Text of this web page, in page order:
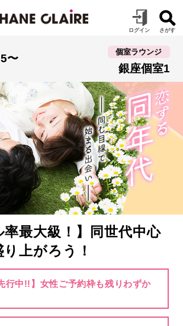
〜
個室ラウンジ
銀座個室1
率最大級！】同世代中心
上がろう！
行中!!】女性ご予約枠も残りわずか